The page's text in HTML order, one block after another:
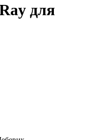
для